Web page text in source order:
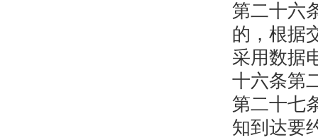
第二十六
的，根据
采用数据
十六条第
第二十七
知到达要